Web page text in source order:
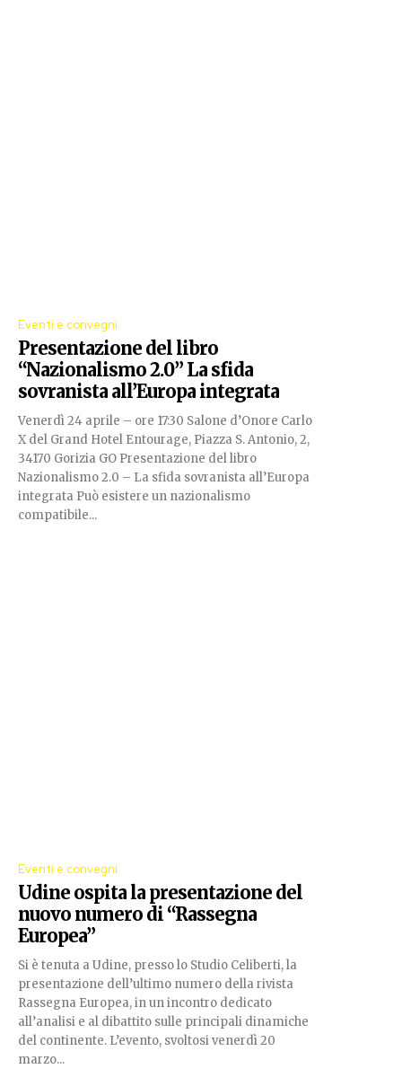
Eventi e convegni
Presentazione del libro
“Nazionalismo 2.0” La sfida
sovranista all’Europa integrata
Venerdì 24 aprile – ore 17:30 Salone d’Onore Carlo
X del Grand Hotel Entourage, Piazza S. Antonio, 2,
34170 Gorizia GO Presentazione del libro
Nazionalismo 2.0 – La sfida sovranista all’Europa
integrata Può esistere un nazionalismo
compatibile...
Eventi e convegni
Udine ospita la presentazione del
nuovo numero di “Rassegna
Europea”
Si è tenuta a Udine, presso lo Studio Celiberti, la
presentazione dell’ultimo numero della rivista
Rassegna Europea, in un incontro dedicato
all’analisi e al dibattito sulle principali dinamiche
del continente. L’evento, svoltosi venerdì 20
marzo...